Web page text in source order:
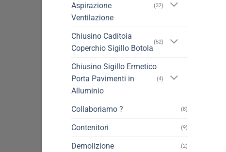
Aspirazione
Ventilazione
(32)
Chiusino Caditoia
Coperchio Sigillo Botola
(52)
Chiusino Sigillo Ermetico
Porta Pavimenti in
Alluminio
(4)
Collaboriamo ? (8)
Contenitori (9)
Demolizione (2)